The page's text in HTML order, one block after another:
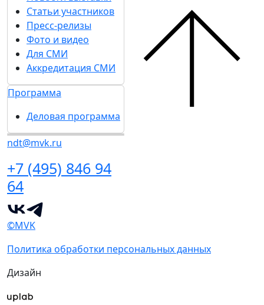
Статьи участников
Пресс-релизы
Фото и видео
Для СМИ
Аккредитация СМИ
Программа
Деловая программа
ndt@mvk.ru
+7 (495) 846 94
64
©MVK
Политика обработки персональных данных
Дизайн